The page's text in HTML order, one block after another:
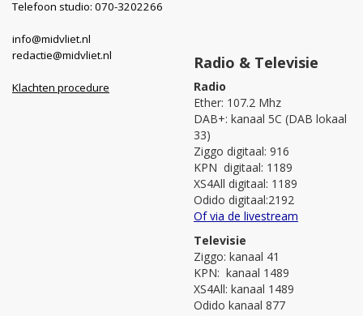
Telefoon studio: 070-3202266
info@midvliet.nl
redactie@midvliet.nl
Klachten procedure
Radio & Televisie
Radio
Ether: 107.2 Mhz
DAB+: kanaal 5C (DAB lokaal
33)
Ziggo digitaal: 916
KPN digitaal: 1189
XS4All digitaal: 1189
Odido digitaal:2192
Of via de livestream
Televisie
Ziggo: kanaal 41
KPN: kanaal 1489
XS4All: kanaal 1489
Odido kanaal 877